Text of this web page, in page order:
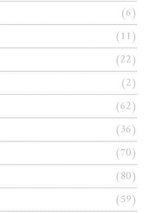
(6)
(11)
(22)
(2)
(62)
(36)
(70)
(80)
(59)